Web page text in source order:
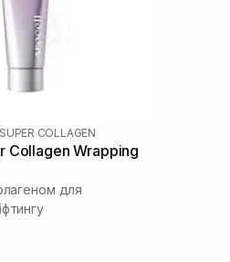
COLLAGEN
Collagen Wrapping
для